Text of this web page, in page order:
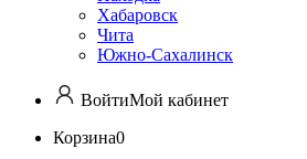
Хабаровск
Чита
Южно-Сахалинск
ВойтиМой кабинет
Корзина0